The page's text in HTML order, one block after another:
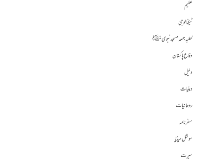
تعلیم
ٹیکنالوجی
خطبہ جمعہ مسجد نبوی ﷺ
دفاع پاکستان
دلیل
دینیات
روحانیات
سفرنامہ
سوشل میڈیا
سیرت